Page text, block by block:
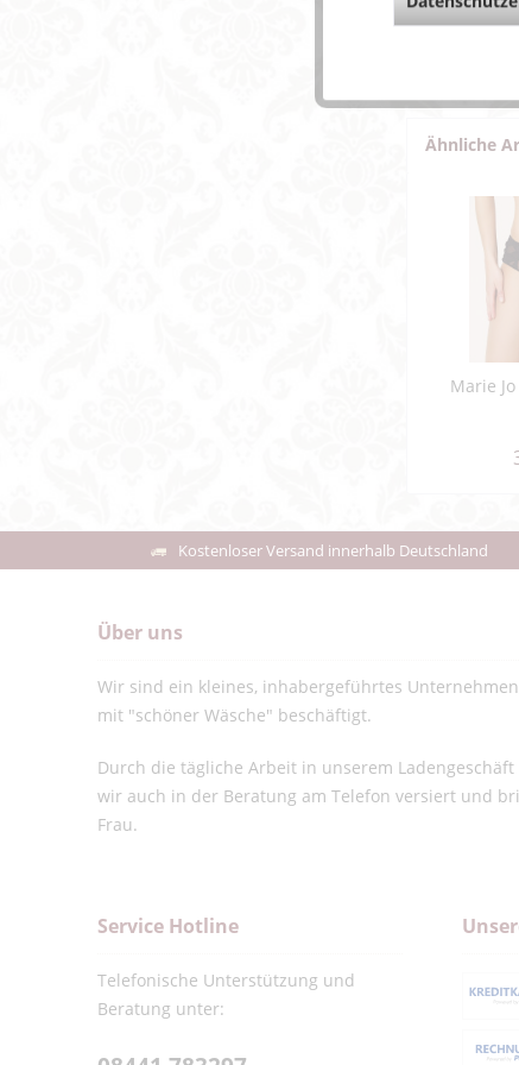
Ähnliche
Marie
Kostenloser Versand innerhalb Deutschland
Über uns
Wir sind ein kleines, inhabergeführtes
mit "schöner Wäsche" beschäftigt.
Durch die tägliche Arbeit in unserem
wir auch in der Beratung am Telefon versiert und
Frau.
Service Hotline
Telefonische Unterstützung und
Beratung unter: